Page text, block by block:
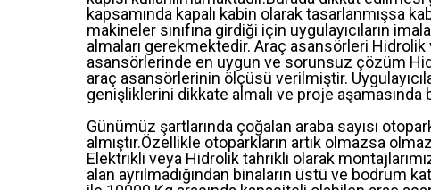
kapsamında kapalı kabin olarak tasarlanmışsa
makineler sınıfına girdiği için uygulayıcıların
almaları gerekmektedir. Araç asansörleri Hidrolik
asansörlerinde en uygun ve sorunsuz çözüm
araç asansörlerinin ölçüsü verilmiştir.
genişliklerini dikkate almalı ve proje
Günümüz şartlarında çoğalan araba sayısı
almıştır.Özellikle otoparkların artık olmazsa
Elektrikli veya Hidrolik tahrikli olarak
alan ayrılmadığından binaların üstü ve bodrum